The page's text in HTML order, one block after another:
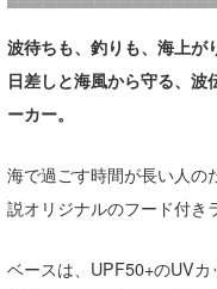
今月のプレゼント
波待ちも、釣りも、海上が
日差しと海風から守る、波
ーカー。
海で過ごす時間が長い人の
説オリジナルのフード付き
ベースは、UPF50+のUVカ
千葉北
伊豆
千葉南
大阪
四国
その他
ルール＆How to
VOTE!
サーファーズ